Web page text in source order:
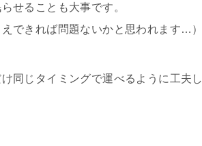
せることも大事です。
できれば問題ないかと思われます…）
同じタイミングで運べるように工夫し